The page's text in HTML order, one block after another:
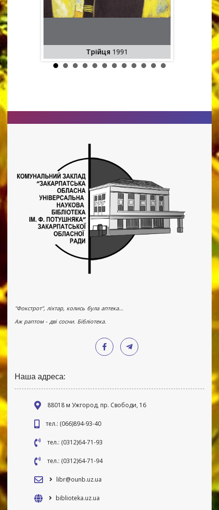
Трійця 1991
Файні
"Фокстрот", ліхтар, колись була аптека...
Аж раптом - дві сосни. Бібліотека.
Наша адреса:
88018 м Ужгород, пр. Свободи, 16
тел.: (066)894-93-40
тел.: (0312)64-71-93
тел.: (0312)64-71-94
libr@ounb.uz.ua
biblioteka.uz.ua